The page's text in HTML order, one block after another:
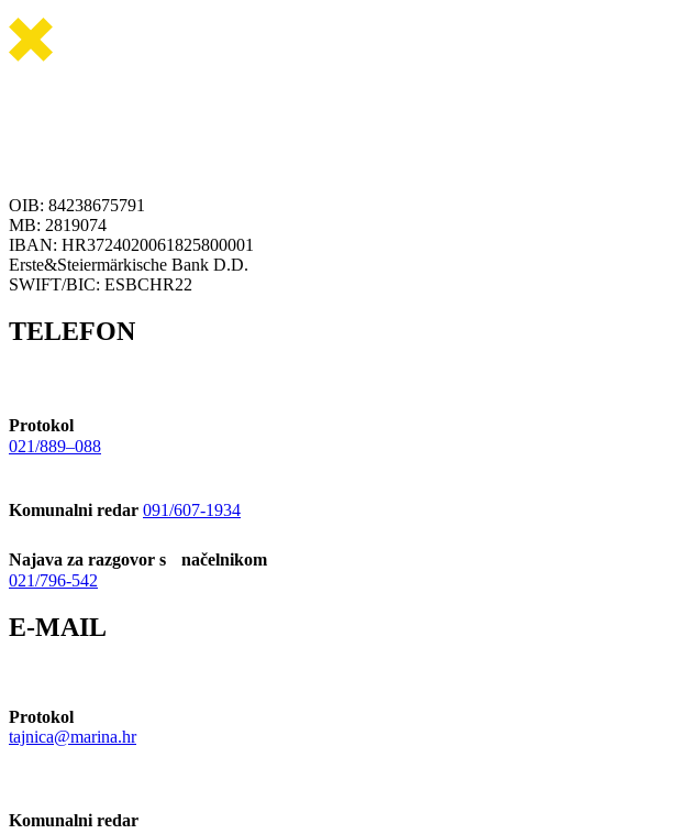
OIB: 84238675791
MB: 2819074
IBAN: HR3724020061825800001
Erste&Steiermärkische Bank D.D.
SWIFT/BIC: ESBCHR22
TELEFON
Protokol
021/889–088
Komunalni redar 091/607-1934
Najava za razgovor s načelnikom
021/796-542
E-MAIL
Protokol
tajnica@marina.hr
Komunalni redar